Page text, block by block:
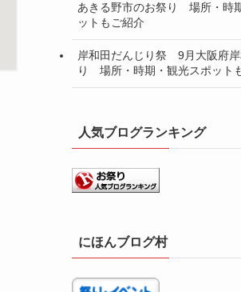
あきる野市のお祭り 場所・時
ットもご紹介
岸和田だんじり祭 9月大阪府
り 場所・時期・観光スポット
人気ブログランキング
にほんブログ村